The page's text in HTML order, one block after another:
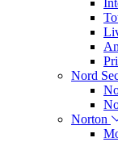
Nord
Norton